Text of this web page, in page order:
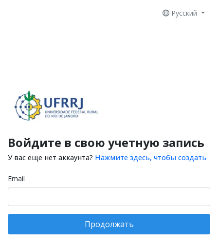
Русский
Войдите в свою учетную запись
У вас еще нет аккаунта? Нажмите здесь, чтобы создать
Email
Продолжать